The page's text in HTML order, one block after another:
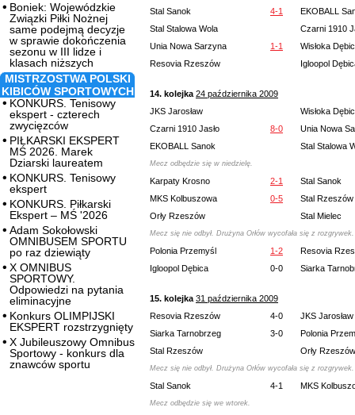
Boniek: Wojewódzkie
Związki Piłki Nożnej
same podejmą decyzje
w sprawie dokończenia
sezonu w III lidze i
klasach niższych
MISTRZOSTWA POLSKI
KIBICÓW SPORTOWYCH
KONKURS. Tenisowy
ekspert - czterech
zwycięzców
PIŁKARSKI EKSPERT
MŚ 2026. Marek
Dziarski laureatem
KONKURS. Tenisowy
ekspert
KONKURS. Piłkarski
Ekspert – MŚ '2026
Adam Sokołowski
OMNIBUSEM SPORTU
po raz dziewiąty
X OMNIBUS
SPORTOWY.
Odpowiedzi na pytania
eliminacyjne
Konkurs OLIMPIJSKI
EKSPERT rozstrzygnięty
X Jubileuszowy Omnibus
Sportowy - konkurs dla
znawców sportu
Stal Sanok
4-1
EKOBALL
Stal Stalowa Wola
Czarni 1910
Unia Nowa Sarzyna
1-1
Wisłoka
Resovia Rzeszów
Igloopol
14. kolejka 24 października 2009
JKS Jarosław
Wisłoka
Czarni 1910 Jasło
8-0
Unia Nowa
EKOBALL Sanok
Stal Stalowa
Mecz odbędzie się w niedzielę.
Karpaty Krosno 2-1
Stal Sanok
MKS Kolbuszowa
0-5
Stal Rzeszów
Orły Rzeszów
Stal Mielec
Mecz się nie odbył. Drużyna Orłów wycofała się z rozgrywek.
Polonia Przemyśl 1-2
Resovia
Igloopol Dębica
0-0 Siarka
15. kolejka 31 października 2009
Resovia Rzeszów
4-0
JKS Jarosław
Siarka Tarnobrzeg
3-0
Polonia
Stal Rzeszów
Orły Rzeszów
Mecz się nie odbył. Drużyna Orłów wycofała się z rozgrywek.
Stal Sanok 4-1 MKS
Mecz odbędzie się we wtorek.